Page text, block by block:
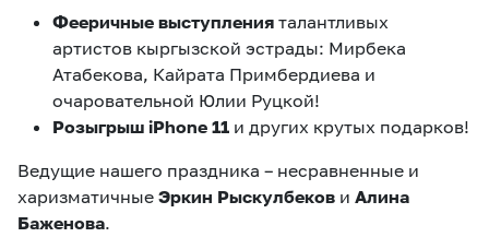
Фееричные выступления талантливых
артистов кыргызской эстрады: Мирбека
Атабекова, Кайрата Примбердиева и
очаровательной Юлии Руцкой!
Розыгрыш iPhone 11 и других крутых подарков!
Ведущие нашего праздника – несравненные и
харизматичные Эркин Рыскулбеков и Алина
Баженова.